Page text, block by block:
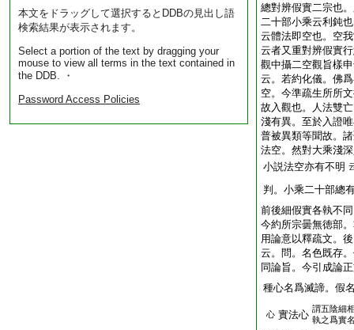
本文をドラッグして選択するとDDBの見出し語
検索結果が表示されます。
Select a portion of the text by dragging your
mouse to view all terms in the text contained in
the DDB. ・
Password Access Policies
總對辨假實二宗也
二十部小乘云利鈍
云體法即空也。空
云者又重對辨假實
觀中攝二空觀旨樣
云。若約化儀。佛
空。今準疏生所所
故入觀也。人法雙
淺有異。至於入證
普被異類等聞故。
法空。然對大乘淺
小説法空亦有不明
判。小乘二十部總
前後細假實各執不
今約所宗曇無徳部
用論意以釋疏文。
云。問。名色既存
同論旨。今引成論
種心名爲滅諦。假
心 實法心 謂五陰細
執之爲實